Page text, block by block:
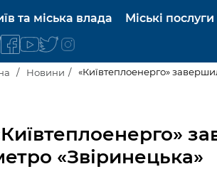
та міська влада
Київська міська рада
Міські послуги
послуги
Пільги,
Новини «Київтеплоенерго»
«Звіринецька»